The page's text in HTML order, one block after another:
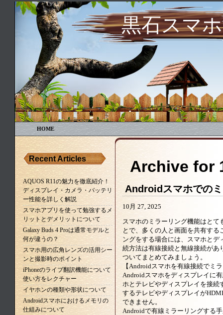
黒石スマ
HOME
Recent Articles
AQUOS R11の魅力を徹底紹介！
ディスプレイ・カメラ・バッテリ
ー性能を詳しく解説
スマホアプリを使って勉強するメ
リットとデメリットについて
Galaxy Buds 4 Proは通常モデルと
何が違うの？
スマホ用の広角レンズの活用シー
ンと撮影時のポイント
iPhoneのライブ翻訳機能について
使い方をレクチャー
イヤホンの種類や形状について
Androidスマホにおけるメモリの
仕組みについて
Archive for
Androidスマホでの
法とは？
10月 27, 2025
スマホのミラーリング機能はと
とで、多くの人と画面を共有す
ングをする場合には、スマホと
続方法は有線接続と無線接続があ
ついてまとめてみましょう。
【Androidスマホを有線接続でミ
Androidスマホをディスプレイに
ホとテレビやディスプレイを接続
するテレビやディスプレイが
できません。
Androidで有線ミラーリングする